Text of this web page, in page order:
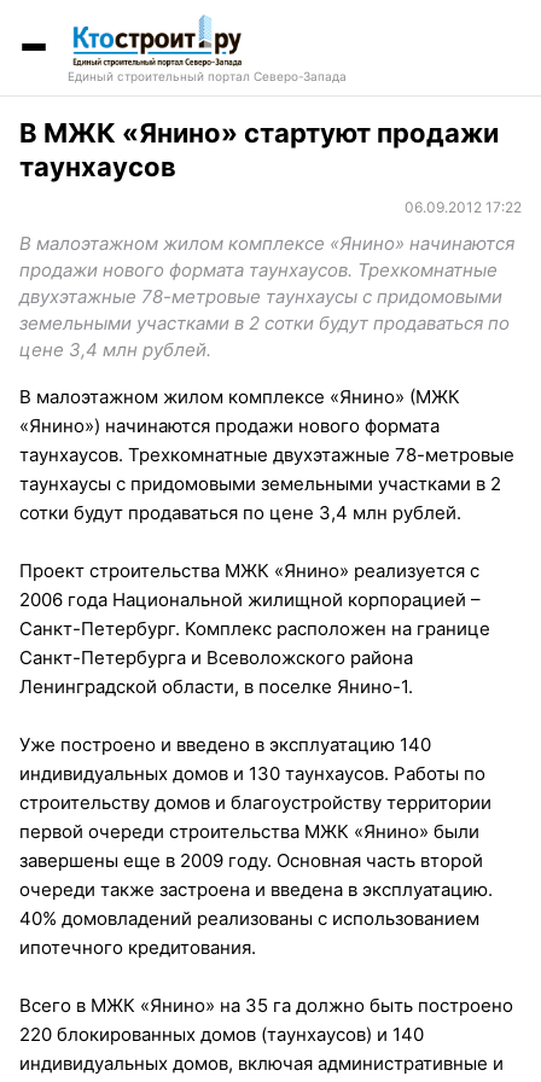
Единый строительный портал Северо-Запада
В МЖК «Янино» стартуют продажи
таунхаусов
06.09.2012 17:22
В малоэтажном жилом комплексе «Янино» начинаются
продажи нового формата таунхаусов. Трехкомнатные
двухэтажные 78-метровые таунхаусы с придомовыми
земельными участками в 2 сотки будут продаваться по
цене 3,4 млн рублей.
В малоэтажном жилом комплексе «Янино» (МЖК
«Янино») начинаются продажи нового формата
таунхаусов. Трехкомнатные двухэтажные 78-метровые
таунхаусы с придомовыми земельными участками в 2
сотки будут продаваться по цене 3,4 млн рублей.
Проект строительства МЖК «Янино» реализуется с
2006 года Национальной жилищной корпорацией –
Санкт-Петербург. Комплекс расположен на границе
Санкт-Петербурга и Всеволожского района
Ленинградской области, в поселке Янино-1.
Уже построено и введено в эксплуатацию 140
индивидуальных домов и 130 таунхаусов. Работы по
строительству домов и благоустройству территории
первой очереди строительства МЖК «Янино» были
завершены еще в 2009 году. Основная часть второй
очереди также застроена и введена в эксплуатацию.
40% домовладений реализованы с использованием
ипотечного кредитования.
Всего в МЖК «Янино» на 35 га должно быть построено
220 блокированных домов (таунхаусов) и 140
индивидуальных домов, включая административные и